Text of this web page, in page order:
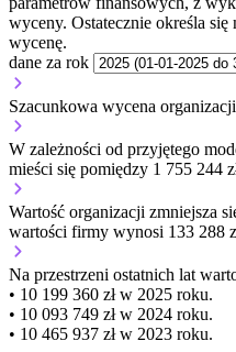
wyceny. Ostatecznie określa
wycenę.
dane za rok
Szacunkowa wycena
W zależności od przyjętego
mieści się pomiędzy 1 755 244
Wartość organizacji zmniejsza
wartości firmy wynosi 133 288
Na przestrzeni ostatnich lat
• 10 199 360 zł w 2025 roku.
• 10 093 749 zł w 2024 roku.
• 10 465 937 zł w 2023 roku.